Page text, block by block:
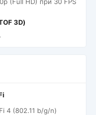
3D)
4 (802.11 b/g/n)